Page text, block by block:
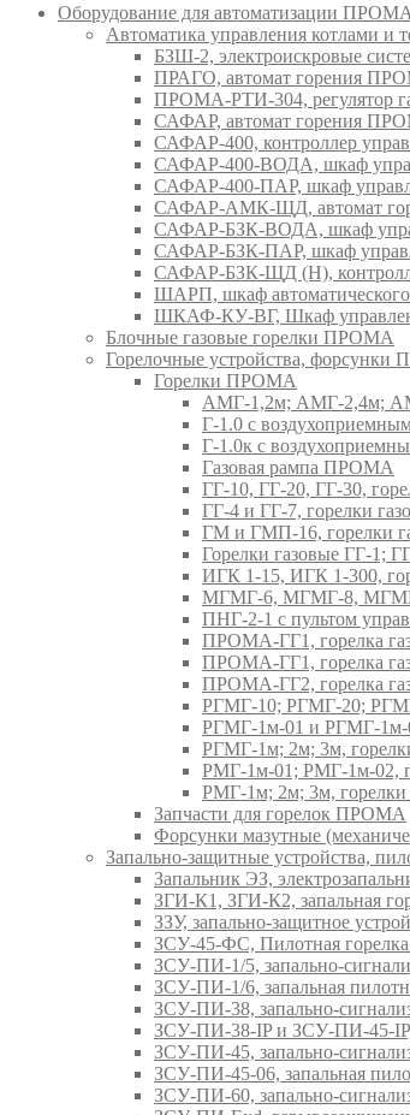
Оборудование для автоматизации ПРОМА
Автоматика управления котлами
БЗШ-2, электроискровые
ПРАГО, автомат горения
ПРОМА-РТИ-304, регулятор
САФАР, автомат горения
САФАР-400, контроллер
САФАР-400-ВОДА, шкаф
САФАР-400-ПАР, шкаф
САФАР-АМК-ЩД, автомат
САФАР-БЗК-ВОДА, шкаф
САФАР-БЗК-ПАР, шкаф
САФАР-БЗК-ЩД (Н),
ШАРП, шкаф
ШКАФ-КУ-ВГ, Шкаф
Блочные газовые горелки ПРОМА
Горелочные устройства,
Горелки ПРОМА
АМГ-1,2м; АМГ-2,4м;
Г-1.0 с
Г-1.0к с
Газовая рампа ПРОМА
ГГ-10, ГГ-20, ГГ-30,
ГГ-4 и ГГ-7, горелки
ГМ и ГМП-16, горелки
Горелки газовые ГГ-1;
ИГК 1-15, ИГК 1-300,
МГМГ-6, МГМГ-8, МГМГ-
ПНГ-2-1 с пультом
ПРОМА-ГГ1, горелка
ПРОМА-ГГ1, горелка
ПРОМА-ГГ2, горелка
РГМГ-10; РГМГ-20;
РГМГ-1м-01 и РГМГ-1м-
РГМГ-1м; 2м; 3м,
РМГ-1м-01; РМГ-1м-02,
РМГ-1м; 2м; 3м,
Запчасти для горелок ПРОМА
Форсунки мазутные
Запально-защитные устройства,
Запальник ЭЗ,
ЗГИ-К1, ЗГИ-К2, запальная
ЗЗУ, запально-защитное
ЗСУ-45-ФС, Пилотная
ЗСУ-ПИ-1/5, запально-
ЗСУ-ПИ-1/6, запальная
ЗСУ-ПИ-38, запально-
ЗСУ-ПИ-38-IP и ЗСУ-ПИ-45-IP,
ЗСУ-ПИ-45, запально-
ЗСУ-ПИ-45-06, запальная
ЗСУ-ПИ-60, запально-